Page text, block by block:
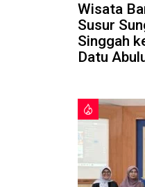
Wisata
Susur
Singgah
Datu